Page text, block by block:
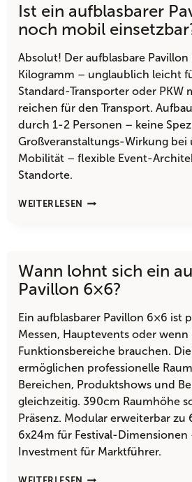
PAVILLON
6×6
VOM
Ist ein aufblasbarer
noch mobil
Absolut! Der aufblasbare
Kilogramm – unglaublich leicht
Standard-Transporter oder PKW
reichen für den Transport.
durch 1-2 Personen – keine
Großveranstaltungs-Wirkung bei
Mobilität – flexible Event-
Standorte.
WEITERLESEN
IST
NOCH
MOBIL
EINSETZBAR?
Wann lohnt sich ein
Pavillon 6×6?
Ein aufblasbarer Pavillon 6×6 ist
Messen, Hauptevents oder wenn
Funktionsbereiche brauchen.
ermöglichen professionelle
Bereichen, Produktshows und
gleichzeitig. 390cm Raumhöhe
Präsenz. Modular erweiterbar zu
6x24m für Festival-
Investment für Marktführer.
WANN